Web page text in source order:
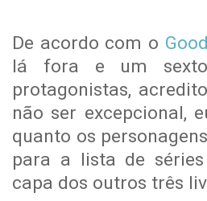
De acordo com o
lá fora e um
protagonistas,
não ser excepcional,
quanto os
para a lista de
capa dos outros três